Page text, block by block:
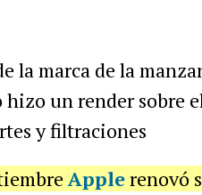
la marca de la
un render sobre
y filtraciones
Applerenovó